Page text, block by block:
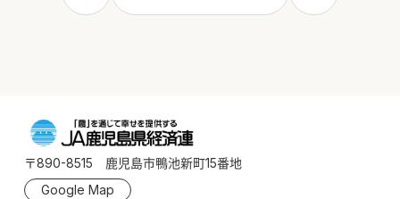
〒890-8515 鹿児島市鴨池新町15番地
Google Map